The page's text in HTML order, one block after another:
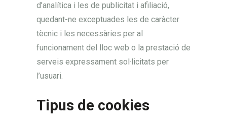
d’analítica i les de publicitat i afiliació,
quedant-ne exceptuades les de caràcter
tècnic i les necessàries per al
funcionament del lloc web o la prestació de
serveis expressament sol·licitats per
l’usuari.
Tipus de cookies